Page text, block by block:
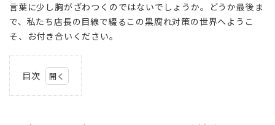
言葉に少し胸がざわつくのではないでしょうか。どうか最後ま
で、私たち店長の目線で綴るこの黒腐れ対策の世界へようこ
そ、お付き合いください。
目次